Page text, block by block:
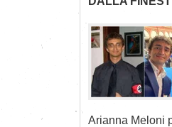
Arianna Meloni